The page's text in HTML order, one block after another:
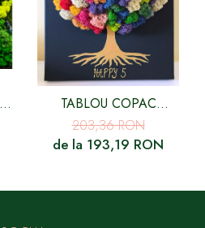
TABLOU COPAC
MULTICOLOR
203,36 RON
de la 193,19 RON